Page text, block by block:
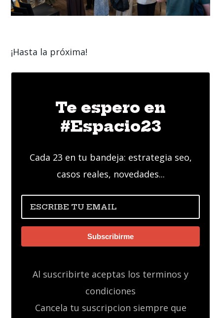
¡Hasta la próxima!
Te espero en
#Espacio23
Cada 23 en tu bandeja: estrategia seo,
casos reales, novedades...
Subscribirme
Al suscribirte aceptas los terminos y
condiciones
Cancela tu suscripcion siempre que